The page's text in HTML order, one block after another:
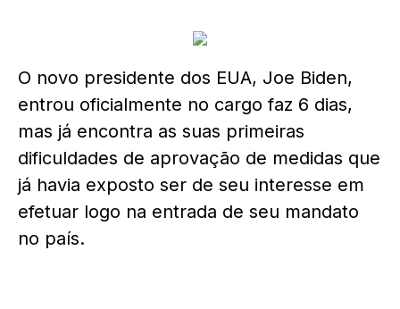
O novo presidente dos EUA, Joe Biden,
entrou oficialmente no cargo faz 6 dias,
mas já encontra as suas primeiras
dificuldades de aprovação de medidas que
já havia exposto ser de seu interesse em
efetuar logo na entrada de seu mandato
no país.